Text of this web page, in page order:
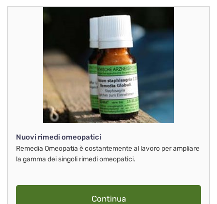
Nuovi rimedi omeopatici
Remedia Omeopatia è costantemente al lavoro per ampliare
la gamma dei singoli rimedi omeopatici.
Continua